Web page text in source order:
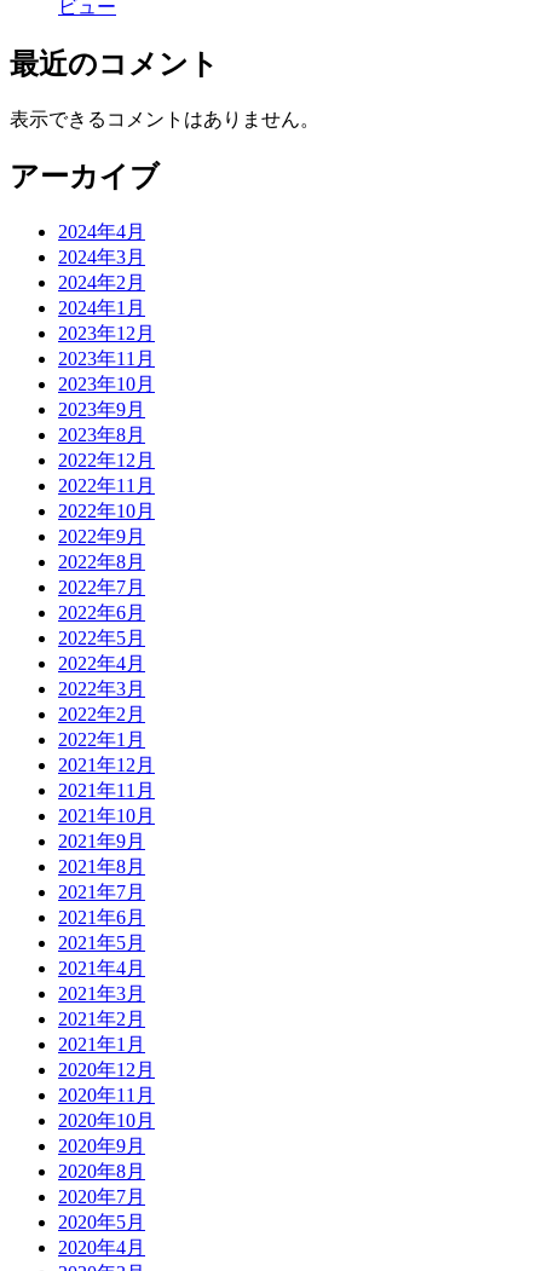
2021年9月
2021年7月
2021年5月
2021年3月
2021年2月
2020年12月
2020年11月
2020年10月
2020年9月
2020年8月
2020年7月
2020年5月
2020年4月
2020年3月
2020年2月
2020年1月
2019年12月
2019年11月
2019年10月
2019年9月
2019年8月
2019年7月
2019年6月
2019年5月
2019年4月
2019年3月
2019年1月
2018年12月
2018年11月
2018年10月
2018年9月
2018年8月
2018年7月
2018年6月
2018年5月
2018年4月
2018年3月
2018年2月
2018年1月
2017年12月
2017年11月
2017年10月
2017年9月
2017年8月
2017年7月
2017年6月